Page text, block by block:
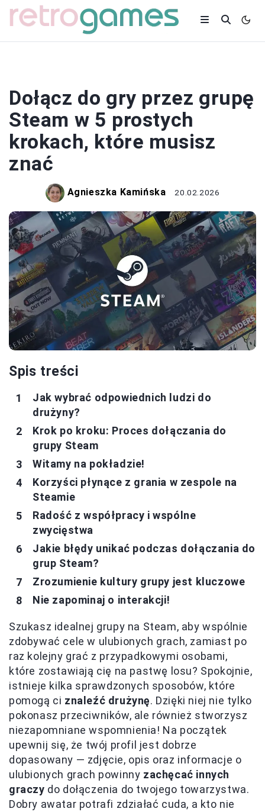
Dołącz do gry przez grupę
Steam w 5 prostych
krokach, które musisz
znać
Agnieszka Kamińska 20.02.2026
Spis treści
Jak wybrać odpowiednich ludzi do
drużyny?
Krok po kroku: Proces dołączania do
grupy Steam
Witamy na pokładzie!
Korzyści płynące z grania w zespole na
Steamie
Radość z współpracy i wspólne
zwycięstwa
Jakie błędy unikać podczas dołączania do
grup Steam?
Zrozumienie kultury grupy jest kluczowe
Nie zapominaj o interakcji!
Szukasz idealnej grupy na Steam, aby wspólnie
zdobywać cele w ulubionych grach, zamiast po
raz kolejny grać z przypadkowymi osobami,
które zostawiają cię na pastwę losu? Spokojnie,
istnieje kilka sprawdzonych sposobów, które
pomogą ci znaleźć drużynę. Dzięki niej nie tylko
pokonasz przeciwników, ale również stworzysz
niezapomniane wspomnienia! Na początek
upewnij się, że twój profil jest dobrze
dopasowany — zdjęcie, opis oraz informacje o
ulubionych grach powinny zachęcać innych
graczy do dołączenia do twojego towarzystwa.
Dobry awatar potrafi zdziałać cuda, a kto nie